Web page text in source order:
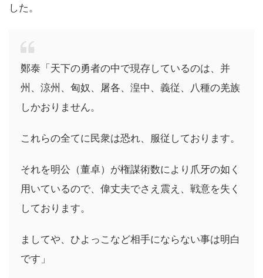
した。
鄭泰「天下の勇者の中で現存しているのは、并
州、涼州、匈奴、屠各、湟中、義従、八種の羌族
しかおりません。
これらの全てに民衆は恐れ、服従しております。
それを明公（董卓）が権謀術数により爪牙の如く
用いているので、偉丈夫でさえ震え、戦意を失く
しております。
ましてや、ひよっこなど相手にならない事は明白
です」